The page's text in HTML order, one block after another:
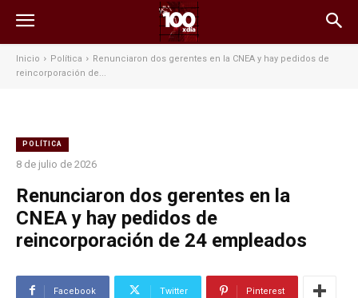
Inicio Política
Renunciaron dos gerentes en la CNEA y hay pedidos de
reincorporación de...
POLÍTICA
8 de julio de 2026
Renunciaron dos gerentes en la
CNEA y hay pedidos de
reincorporación de 24 empleados
Facebook Twitter Pinterest